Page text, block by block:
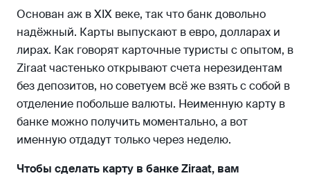
Основан аж в XIX веке, так что банк довольно
надёжный. Карты выпускают в евро, долларах и
лирах. Как говорят карточные туристы с опытом, в
Ziraat частенько открывают счета нерезидентам
без депозитов, но советуем всё же взять с собой в
отделение побольше валюты. Неименную карту в
банке можно получить моментально, а вот
именную отдадут только через неделю.
Чтобы сделать карту в банке Ziraat, вам